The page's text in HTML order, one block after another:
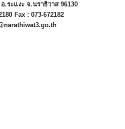
.ระแงะ จ.นราธิวาส 96130
Fax : 073-672182